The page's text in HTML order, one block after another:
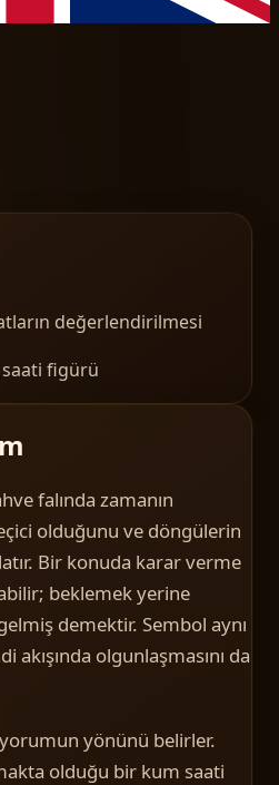
değerlendirilmesi
figürü
falında zamanın
olduğunu ve döngülerin
Bir konuda karar verme
beklemek yerine
demektir. Sembol aynı
akışında olgunlaşmasını da
yönünü belirler.
olduğu bir kum saati